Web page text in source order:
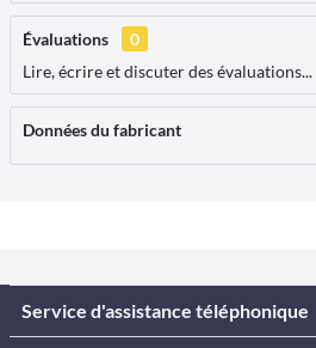
Évaluations
0
Lire, écrire et discuter des évaluations...
Données du fabricant
Service d'assistance téléphonique